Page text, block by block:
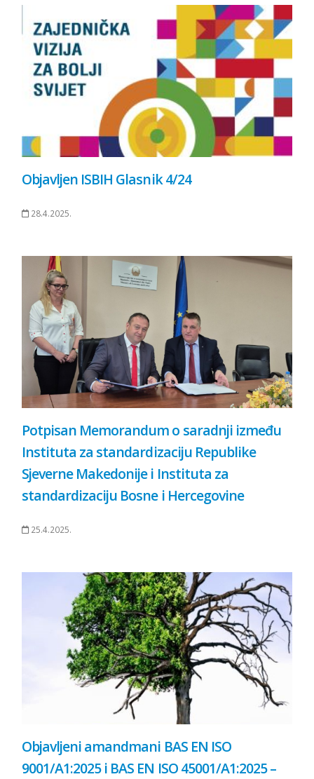
Objavljen ISBIH Glasnik 4/24
28.4.2025.
Potpisan Memorandum o saradnji između
Instituta za standardizaciju Republike
Sjeverne Makedonije i Instituta za
standardizaciju Bosne i Hercegovine
25.4.2025.
Objavljeni amandmani BAS EN ISO
9001/A1:2025 i BAS EN ISO 45001/A1:2025 –